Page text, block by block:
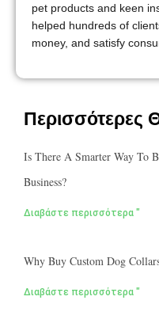
pet products and keen
helped hundreds of
money, and satisfy
Περισσότερες
Is There A Smarter Way To
Business?
Διαβάστε περισσότερα "
Why Buy Custom Dog
Διαβάστε περισσότερα "